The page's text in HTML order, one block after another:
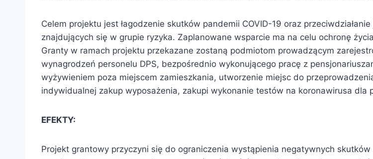
Celem projektu jest łagodzenie skutków pandemii COVID-19 oraz
znajdujących się w grupie ryzyka. Zaplanowane wsparcie ma na celu ochronę
Granty w ramach projektu przekazane zostaną podmiotom prowadzącym
wynagrodzeń personelu DPS, bezpośrednio wykonującego pracę z
wyżywieniem poza miejscem zamieszkania, utworzenie miejsc do
indywidualnej zakup wyposażenia, zakupi wykonanie testów na koronawirusa dla
EFEKTY:
Projekt grantowy przyczyni się do ograniczenia wystąpienia negatywnych